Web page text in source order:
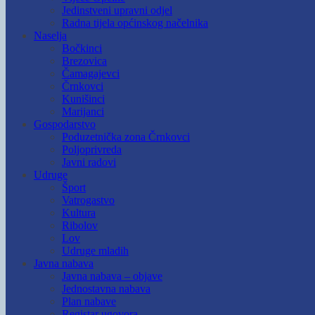
Jedinstveni upravni odjel
Radna tijela općinskog načelnika
Naselja
Bočkinci
Brezovica
Čamagajevci
Črnkovci
Kunišinci
Marijanci
Gospodarstvo
Poduzetnička zona Črnkovci
Poljoprivreda
Javni radovi
Udruge
Šport
Vatrogastvo
Kultura
Ribolov
Lov
Udruge mladih
Javna nabava
Javna nabava – objave
Jednostavna nabava
Plan nabave